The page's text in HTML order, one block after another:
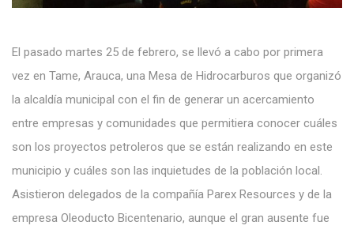
El pasado martes 25 de febrero, se llevó a cabo por primera
vez en Tame, Arauca, una Mesa de Hidrocarburos que organizó
la alcaldía municipal con el fin de generar un acercamiento
entre empresas y comunidades que permitiera conocer cuáles
son los proyectos petroleros que se están realizando en este
municipio y cuáles son las inquietudes de la población local.
Asistieron delegados de la compañía Parex Resources y de la
empresa Oleoducto Bicentenario, aunque el gran ausente fue